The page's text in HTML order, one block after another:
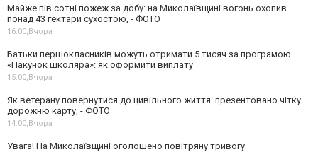
Майже пів сотні пожеж за добу: на Миколаївщині вогонь охопив
понад 43 гектари сухостою, - ФОТО
16:00, Вчора
Батьки першокласників можуть отримати 5 тисяч за програмою
«Пакунок школяра»: як оформити виплату
15:00, Вчора
Як ветерану повернутися до цивільного життя: презентовано чітку
дорожню карту, - ФОТО
14:00, Вчора
Увага! На Миколаївщині оголошено повітряну тривогу